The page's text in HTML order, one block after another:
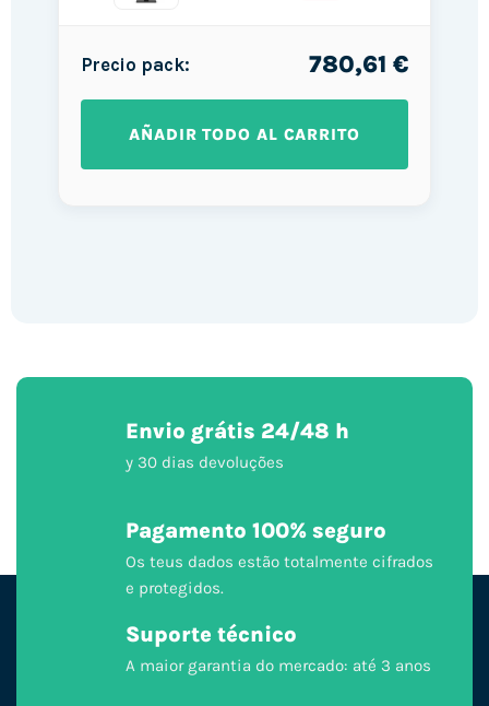
Precio pack: 780,61 €
AÑADIR TODO AL CARRITO
Envio grátis 24/48 h
y 30 dias devoluções
Pagamento 100% seguro
Os teus dados estão totalmente cifrados
e protegidos.
Suporte técnico
A maior garantia do mercado: até 3 anos